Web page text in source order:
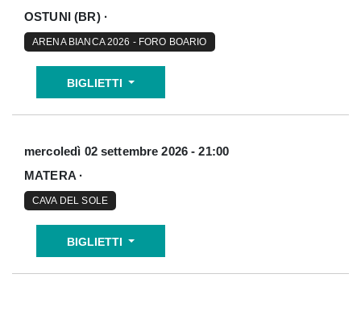
OSTUNI (BR) ·
ARENA BIANCA 2026 - FORO BOARIO
BIGLIETTI
mercoledì 02 settembre 2026 - 21:00
MATERA ·
CAVA DEL SOLE
BIGLIETTI